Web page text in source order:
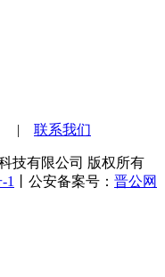
联系我们
技有限公司 版权所有
1 丨公安备案号： 晋公网